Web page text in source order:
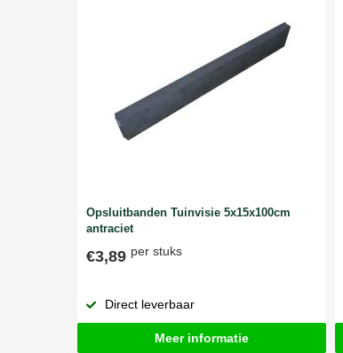
Opsluitbanden Tuinvisie 5x15x100cm
antraciet
€3,89 per stuks
Direct leverbaar
Meer informatie